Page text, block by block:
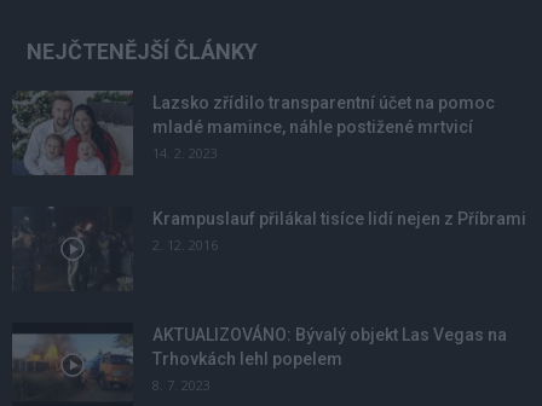
NEJČTENĚJŠÍ ČLÁNKY
Lazsko zřídilo transparentní účet na pomoc
mladé mamince, náhle postižené mrtvicí
14. 2. 2023
Krampuslauf přilákal tisíce lidí nejen z Příbrami
2. 12. 2016
AKTUALIZOVÁNO: Bývalý objekt Las Vegas na
Trhovkách lehl popelem
8. 7. 2023